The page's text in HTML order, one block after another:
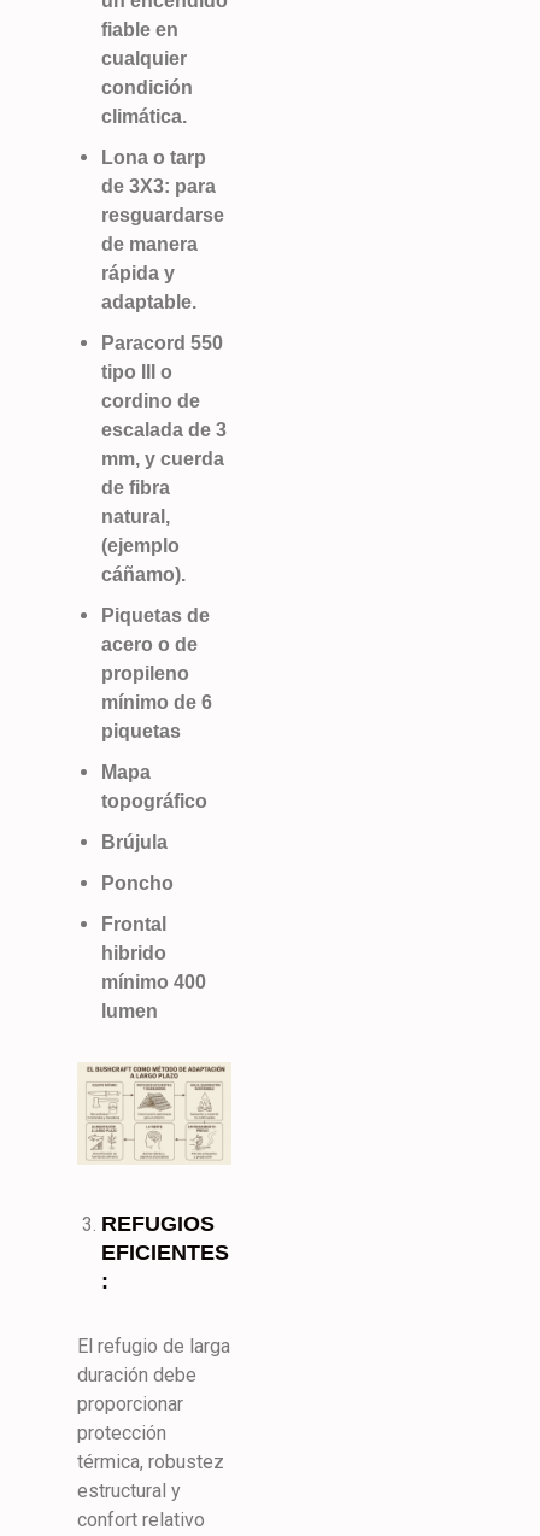
fiable en
cualquier
condición
climática.
Lona o tarp
de 3X3: para
resguardarse
de manera
rápida y
adaptable.
Paracord 550
tipo III o
cordino de
escalada de 3
mm, y cuerda
de fibra
natural,
(ejemplo
cáñamo).
Piquetas de
acero o de
propileno
mínimo de 6
piquetas
Mapa
topográfico
Brújula
Poncho
Frontal
hibrido
mínimo 400
lumen
REFUGIOS
EFICIENTES
:
El refugio de larga
duración debe
proporcionar
protección
térmica, robustez
estructural y
confort relativo